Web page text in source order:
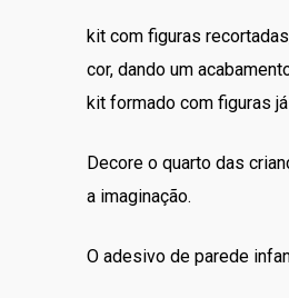
kit com figuras
cor, dando um
kit formado com figuras
Decore o quarto das
a imaginação.
O adesivo de parede